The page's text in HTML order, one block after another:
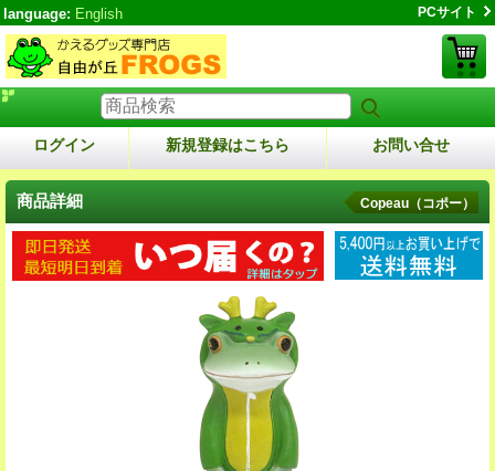
language: English PCサイト
ログイン 新規登録はこちら お問い合せ
商品詳細 Copeau（コポー）